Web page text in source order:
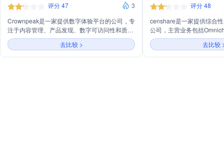
评分 47
3
Crownpeak是一家提供数字体验平台的公司，专
注于内容管理、产品发现、数字可访问性和质量
以及隐私和同意管理。它通过AI技术驱动内容个
性化、搜索和推荐，帮助企业提升用户体验和商
业效率。
去比较 >
评分 48
censhare是一家提供综合
公司，主营业务包括
Platform、Product
Digital Asset Management
Management。公司通过
去比较